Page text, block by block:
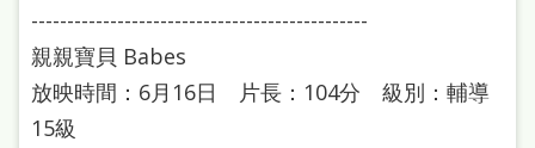
-----------------------------------------------
親親寶貝 Babes
放映時間：6月16日 片長：104分 級別：輔導
15級